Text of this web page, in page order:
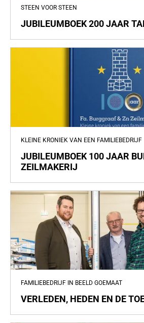
STEEN VOOR STEEN
JUBILEUMBOEK 200 JAAR
KLEINE KRONIEK VAN EEN FAMILIEBEDRIJF
JUBILEUMBOEK 100 JAAR
ZEILMAKERIJ
FAMILIEBEDRIJF IN BEELD GOEMAAT
VERLEDEN, HEDEN EN DE